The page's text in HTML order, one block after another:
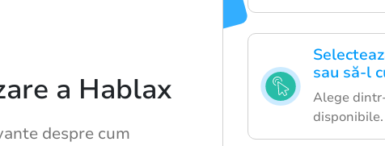
sau să-l
Alege
disponibile.
a Hablax
despre cum